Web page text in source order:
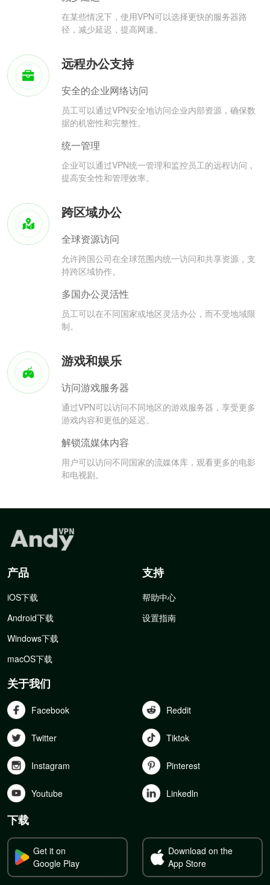
在某些情况下，使用VPN可以选择更快的服务器路
径，减少延迟，提高网速。
远程办公支持
安全的企业网络访问
员工可以通过VPN安全地访问企业内部资源，确保数
据的机密性和完整性。
统一管理
企业可以通过VPN统一管理和监控员工的远程访问，
提高安全性和管理效率。
跨区域办公
全球资源访问
允许跨国公司在全球范围内统一访问和共享资源，支
持跨区域协作。
多国办公灵活性
员工可以在不同国家或地区灵活办公，而不受地域限
制。
游戏和娱乐
访问游戏服务器
通过VPN可以访问不同地区的游戏服务器，享受更多
游戏内容和更低的延迟。
解锁流媒体内容
用户可以访问不同国家的流媒体库，观看更多的电影
和电视剧。
产品
iOS下载
Android下载
Windows下载
macOS下载
支持
帮助中心
设置指南
关于我们
Facebook Reddit
Twitter Tiktok
Instagram Pinterest
Youtube Linkedln
下载
Get it on
Google Play
Download on the
App Store